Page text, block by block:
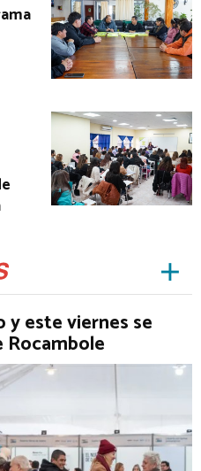
y este viernes se
Rocambole